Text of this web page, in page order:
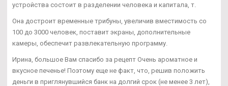
устройства состоит в разделении человека и капитала, т.
Она достроит временные трибуны, увеличив вместимость со
100 до 3000 человек, поставит экраны, дополнительные
камеры, обеспечит развлекательную программу.
Ирина, большое Вам спасибо за рецепт Очень ароматное и
вкусное печенье! Поэтому еще не факт, что, решив положить
деньги в приглянувшийся банк на долгий срок (не менее 3 лет),